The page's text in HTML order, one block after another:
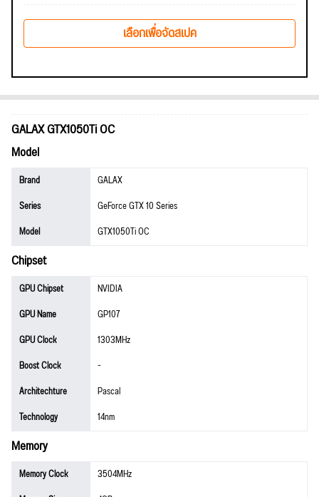
เลือกเพื่อจัดสเปค
GALAX GTX1050Ti OC
Model
Brand
GALAX
Series
GeForce GTX 10 Series
Model
GTX1050Ti OC
Chipset
GPU Chipset
NVIDIA
GPU Name
GP107
GPU Clock
1303MHz
Boost Clock
-
Architechture
Pascal
Technology
14nm
Memory
Memory Clock
3504MHz